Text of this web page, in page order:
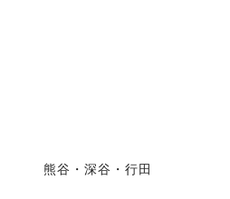
熊谷・深谷・行田